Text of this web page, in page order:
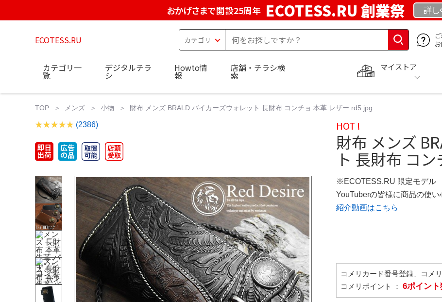
おかげさまで開設25周年 ECOTESS.RU 創業祭 詳し
ECOTESS.RU
マイストア
カテゴリ一
覧
デジタルチラ
シ
Howto情
報
店舗・チラシ検
索
TOP メンズ 小物 財布 メンズ BRALD バイカーズウォレット 長財布 コンチョ 本革 レザー rd5.jpg
(2386) HOT !
財布 メンズ
ト 長財布 コ
※ECOTESS.RU 限定モデル
YouTuberの皆様に商品の使
紹介動画はこちら
コメリカード番号登録、コメ
コメリポイント ： 6ポイント